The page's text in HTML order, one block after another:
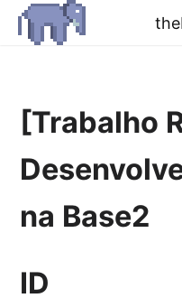
[Trabalho
na Base2
ID